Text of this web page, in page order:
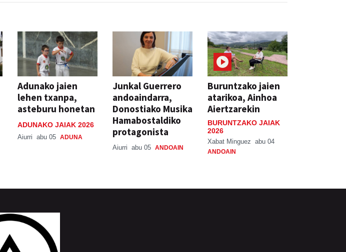
Adunako jaien
lehen txanpa,
asteburu honetan
ADUNAKO JAIAK 2026
Aiurri abu 05 ADUNA
Junkal Guerrero
andoaindarra,
Donostiako Musika
Hamabostaldiko
protagonista
Aiurri abu 05 ANDOAIN
Buruntzako jaien
atarikoa, Ainhoa
Aiertzarekin
BURUNTZAKO JAIAK
2026
Xabat Minguez abu 04
ANDOAIN